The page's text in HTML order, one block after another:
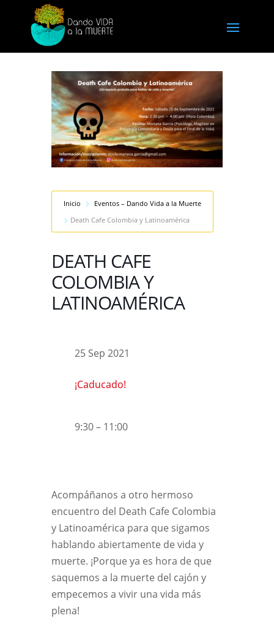
Inicio
Eventos – Dando Vida a la Muerte
Death Cafe Colombia y Latinoamérica
DEATH CAFE
COLOMBIA Y
LATINOAMÉRICA
25 Sep 2021
¡Caducado!
9:30 – 11:00
Acompáñanos a otro hermoso
encuentro del Death Cafe Colombia
y Latinoamérica para que sigamos
hablando abiertamente de vida y
muerte. ¡Porque ya es hora de que
saquemos a la muerte del cajón y
empecemos a vivir una vida más
plena!